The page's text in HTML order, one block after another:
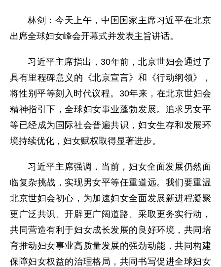
林剑：今天上午，中国国家主席习近平在北京
出席全球妇女峰会开幕式并发表主旨讲话。
习近平主席指出，30年前，北京世妇会通过了
具有里程碑意义的《北京宣言》和《行动纲领》，
将性别平等刻入时代议程。30年来，在北京世妇会
精神指引下，全球妇女事业蓬勃发展。追求男女平
等已经成为国际社会普遍共识，妇女生存和发展环
境持续优化，妇女赋权取得显著进步。
习近平主席强调，当前，妇女全面发展仍然面
临复杂挑战，实现男女平等任重道远。我们要重温
北京世妇会初心，为加速妇女全面发展新进程凝聚
更广泛共识、开辟更广阔道路、采取更务实行动，
共同营造有利于妇女成长发展的良好环境，共同培
育推动妇女事业高质量发展的强劲动能，共同构建
保障妇女权益的治理格局，共同书写促进全球妇女